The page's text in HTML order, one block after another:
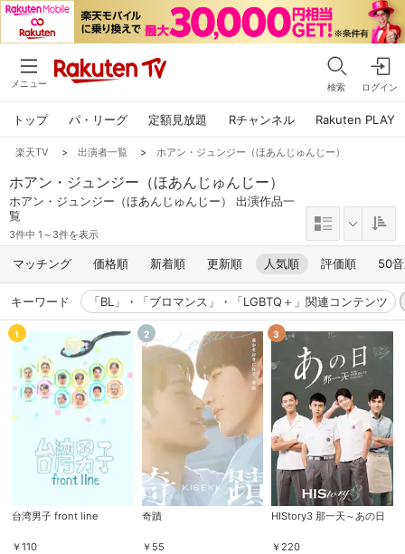
メニュー 検索 ログイン
トップ パ・リーグ 定額見放題 Rチャンネル Rakuten PLAY
楽天TV > 出演者一覧 > ホアン・ジュンジー（ほあんじゅんじー）
ホアン・ジュンジー（ほあんじゅんじー）
ホアン・ジュンジー（ほあんじゅんじー） 出演作品一
覧
3件中 1～3件を表示
マッチング 価格順 新着順 更新順 人気順 評価順 50
キーワード 「BL」・「ブロマンス」・「LGBTQ＋」関連コンテンツ
1
台湾男子 front line
￥110
2
奇蹟
￥ 55
3
HIStory3 那一天～あの日
￥ 220